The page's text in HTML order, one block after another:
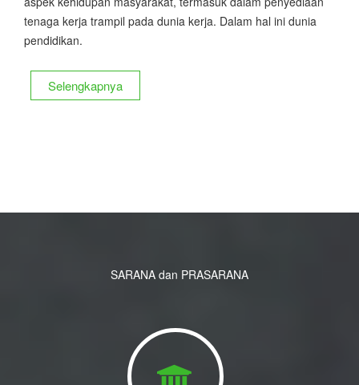
tenaga kerja trampil pada dunia kerja. Dalam hal ini dunia
pendidikan.
Selengkapnya
SARANA dan PRASARANA